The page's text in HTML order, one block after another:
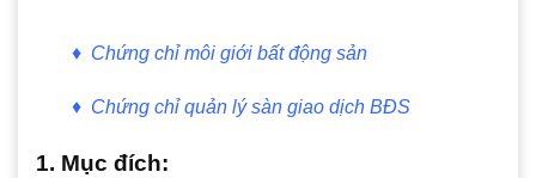
♦ Chứng chỉ môi giới bất động sản
♦ Chứng chỉ quản lý sàn giao dịch BĐS
1. Mục đích: